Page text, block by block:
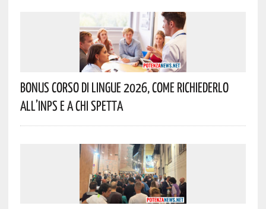
Bonus Corso Di Lingue 2026, Come Richiederlo
All’INPS E A Chi Spetta